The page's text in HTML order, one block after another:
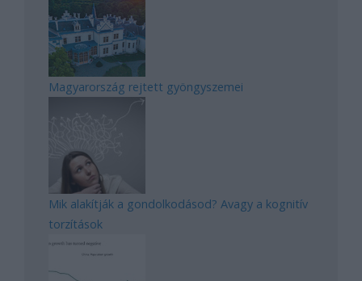
Magyarország rejtett gyöngyszemei
Mik alakítják a gondolkodásod? Avagy a kognitív
torzítások